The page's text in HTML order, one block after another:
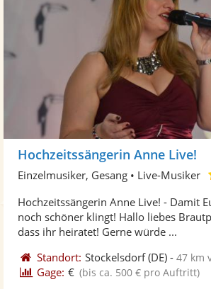
Hochzeitssängerin Anne Live!
Einzelmusiker, Gesang • Live-Musiker
Hochzeitssängerin Anne Live! - Damit
noch schöner klingt! Hallo liebes
dass ihr heiratet! Gerne würde ...
Standort: Stockelsdorf(DE) -47 km
Gage: € (bis ca. 500 € pro Auftritt)